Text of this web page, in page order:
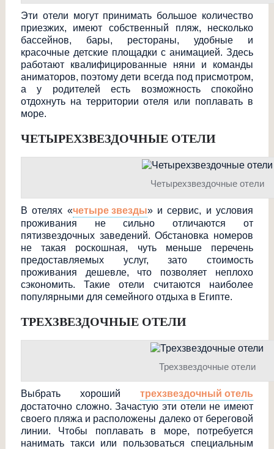
Эти отели могут принимать большое количество
приезжих, имеют собственный пляж, несколько
бассейнов, бары, рестораны, удобные и
красочные детские площадки с анимацией. Здесь
работают квалифицированные няни и команды
аниматоров, поэтому дети всегда под присмотром,
а у родителей есть возможность спокойно
отдохнуть на территории отеля или поплавать в
море.
ЧЕТЫРЕХЗВЕЗДОЧНЫЕ ОТЕЛИ
Четырехзвездочные отели
В отелях «четыре звезды» и сервис, и условия
проживания не сильно отличаются от
пятизвездочных заведений. Обстановка номеров
не такая роскошная, чуть меньше перечень
предоставляемых услуг, зато стоимость
проживания дешевле, что позволяет неплохо
сэкономить. Такие отели считаются наиболее
популярными для семейного отдыха в Египте.
ТРЕХЗВЕЗДОЧНЫЕ ОТЕЛИ
Трехзвездочные отели
Выбрать хорошийтрехзвездочный отель
достаточно сложно. Зачастую эти отели не имеют
своего пляжа и расположены далеко от береговой
линии. Чтобы поплавать в море, потребуется
нанимать такси или пользоваться специальным